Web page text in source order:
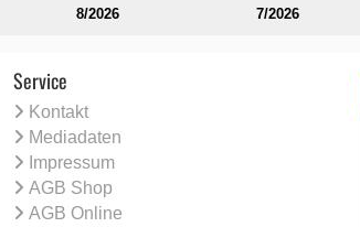
8/2026
7/2026
Service
Kontakt
Mediadaten
Impressum
AGB Shop
AGB Online